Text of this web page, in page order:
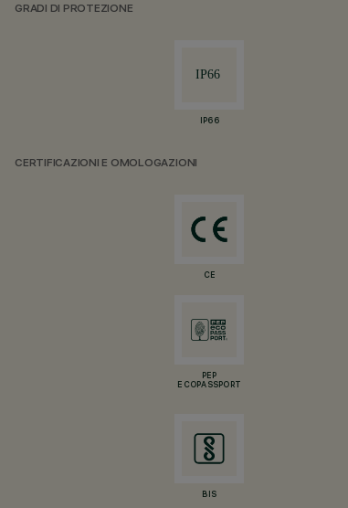
GRADI DI PROTEZIONE
IP66
CERTIFICAZIONI E OMOLOGAZIONI
CE
PEP
ECOPASSPORT
BIS